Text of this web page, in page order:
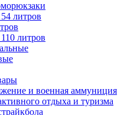
литров
литров
и военная аммуниция
отдыха и туризма